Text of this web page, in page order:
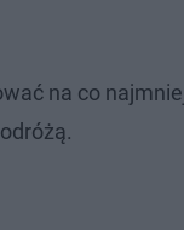
na co